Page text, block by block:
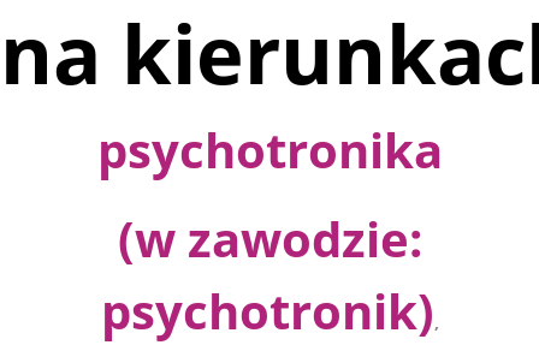
na
psychotronika
(w zawodzie:
psychotronik),